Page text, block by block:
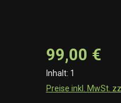
99,00 €
Inhalt: 1
Preise inkl. MwSt.